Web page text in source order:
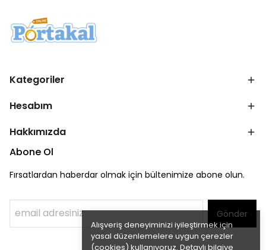
Alışveriş deneyiminizi iyileştirmek için
yasal düzenlemelere uygun çerezler
(cookies) kullanıyoruz. Detaylı bilgiye
Kategoriler
Hesabım
Hakkımızda
Abone Ol
Fırsatlardan haberdar olmak için bültenimize abone olun.
Gönder